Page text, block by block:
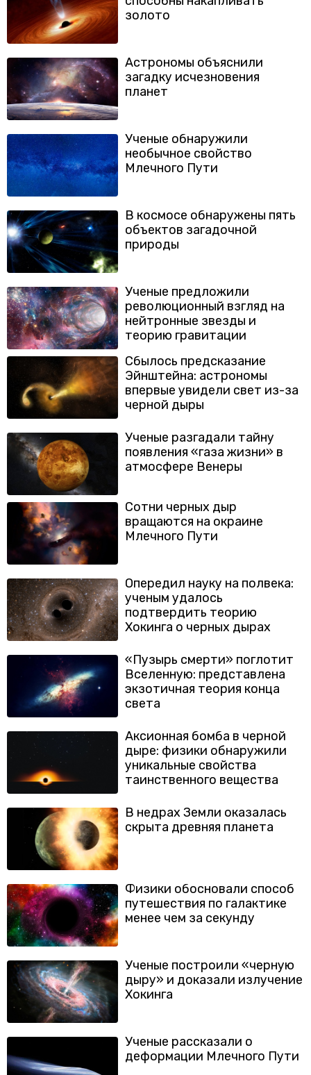
золото
Астрономы объяснили
загадку исчезновения
планет
Ученые обнаружили
необычное свойство
Млечного Пути
В космосе обнаружены пять
объектов загадочной
природы
Ученые предложили
революционный взгляд на
нейтронные звезды и
теорию гравитации
Сбылось предсказание
Эйнштейна: астрономы
впервые увидели свет из-за
черной дыры
Ученые разгадали тайну
появления «газа жизни» в
атмосфере Венеры
Сотни черных дыр
вращаются на окраине
Млечного Пути
Опередил науку на полвека:
ученым удалось
подтвердить теорию
Хокинга о черных дырах
«Пузырь смерти» поглотит
Вселенную: представлена
экзотичная теория конца
света
Аксионная бомба в черной
дыре: физики обнаружили
уникальные свойства
таинственного вещества
В недрах Земли оказалась
скрыта древняя планета
Физики обосновали способ
путешествия по галактике
менее чем за секунду
Ученые построили «черную
дыру» и доказали излучение
Хокинга
Ученые рассказали о
деформации Млечного Пути